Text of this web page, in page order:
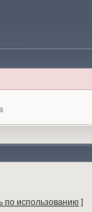
использованию ]